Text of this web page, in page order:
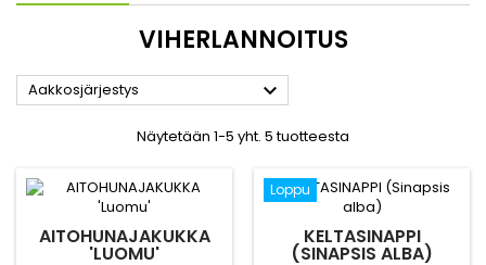
VIHERLANNOITUS
Aakkosjärjestys 
Näytetään 1-5 yht. 5 tuotteesta
AITOHUNAJAKUKKA
'LUOMU'
Loppu
KELTASINAPPI
(SINAPSIS ALBA)